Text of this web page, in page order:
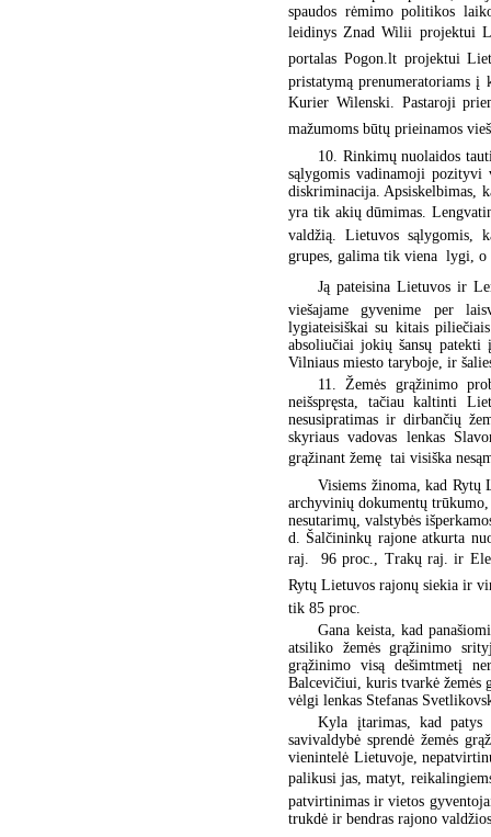
spaudos rėmimo politikos
leidinys Znad Wilii projektui
portalas Pogon.lt projektui
pristatymą prenumeratoriams į
Kurier Wilenski. Pastaroji
mažumoms būtų prieinamos
10. Rinkimų nuolaidos
sąlygomis vadinamoji pozityvi
diskriminacija. Apsiskelbimas,
yra tik akių dūmimas.
valdžią. Lietuvos sąlygomis,
grupes, galima tik viena  lygi,
Ją pateisina Lietuvos ir
viešajame gyvenime per
lygiateisiškai su kitais
absoliučiai jokių šansų
Vilniaus miesto taryboje, ir
11. Žemės grąžinimo
neišspręsta, tačiau kaltinti
nesusipratimas ir dirbančių
skyriaus vadovas lenkas
grąžinant žemę  tai visiška
Visiems žinoma, kad Rytų
archyvinių dokumentų
nesutarimų, valstybės
d. Šalčininkų rajone atkurta
raj.  96 proc., Trakų raj. ir
Rytų Lietuvos rajonų siekia ir
tik 85 proc.
Gana keista, kad
atsiliko žemės grąžinimo
grąžinimo visą dešimtmetį
Balcevičiui, kuris tvarkė žemės
vėlgi lenkas Stefanas
Kyla įtarimas, kad
savivaldybė sprendė žemės
vienintelė Lietuvoje,
palikusi jas, matyt,
patvirtinimas ir vietos
trukdė ir bendras rajono